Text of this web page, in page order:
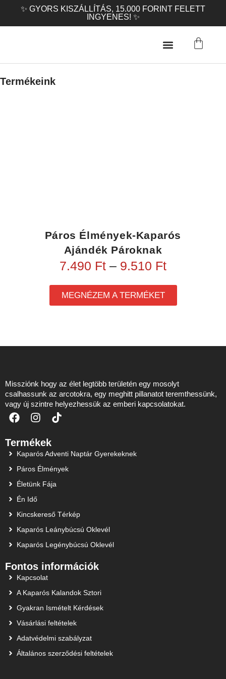
✨ GYORS KISZÁLLÍTÁS, 15.000 FORINT FELETT
INGYENES! ✨
Termékeink
Páros Élmények-Kaparós
Ajándék Pároknak
7.490 Ft – 9.510 Ft
MEGNÉZEM A TERMÉKET
Missziónk hogy az élet legtöbb területén egy mosolyt
csalhassunk az arcotokra, egy meghitt pillanatot teremthessünk,
vagy új szintre helyezhessük az emberi kapcsolatokat.
Termékek
Kaparós Adventi Naptár Gyerekeknek
Páros Élmények
Életünk Fája
Én Idő
Kincskereső Térkép
Kaparós Leánybúcsú Oklevél
Kaparós Legénybúcsú Oklevél
Fontos információk
Kapcsolat
A Kaparós Kalandok Sztori
Gyakran Ismételt Kérdések
Vásárlási feltételek
Adatvédelmi szabályzat
Általános szerződési feltételek